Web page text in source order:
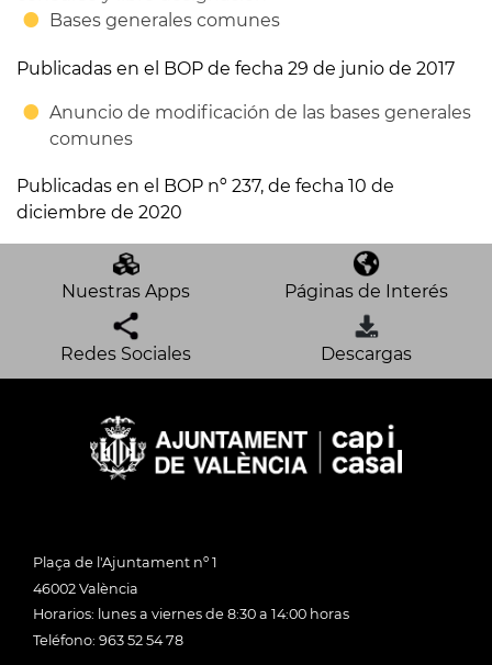
Bases generales comunes
Publicadas en el BOP de fecha 29 de junio de 2017
Anuncio de modificación de las bases generales
comunes
Publicadas en el BOP nº 237, de fecha 10 de
diciembre de 2020
Nuestras Apps Páginas de Interés
Redes Sociales Descargas
Plaça de l'Ajuntament nº 1
46002 València
Horarios: lunes a viernes de 8:30 a 14:00 horas
Teléfono: 963 52 54 78